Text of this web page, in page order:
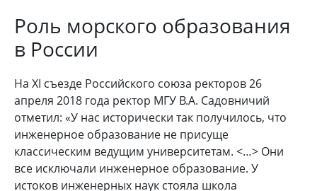
Роль морского образования
в России
На XI съезде Российского союза ректоров 26
апреля 2018 года ректор МГУ В.А. Садовничий
отметил: «У нас исторически так получилось, что
инженерное образование не присуще
классическим ведущим университетам. <…> Они
все исключали инженерное образование. У
истоков инженерных наук стояла школа